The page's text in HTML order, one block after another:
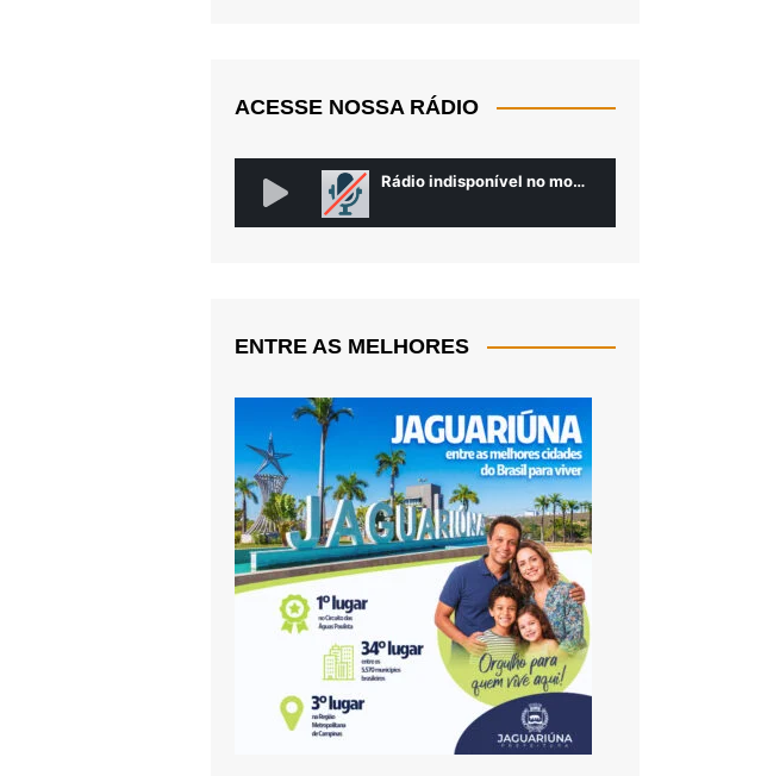
ACESSE NOSSA RÁDIO
ENTRE AS MELHORES